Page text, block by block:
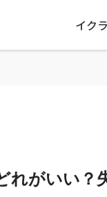
イク
れがいい？